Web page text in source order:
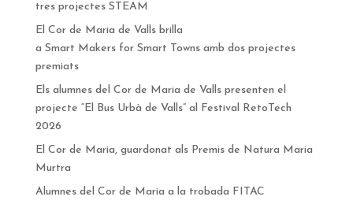
tres projectes STEAM
El Cor de Maria de Valls brilla
a Smart Makers for Smart Towns amb dos projectes
premiats
Els alumnes del Cor de Maria de Valls presenten el
projecte “El Bus Urbà de Valls” al Festival RetoTech
2026
El Cor de Maria, guardonat als Premis de Natura Maria
Murtra
Alumnes del Cor de Maria a la trobada FITAC